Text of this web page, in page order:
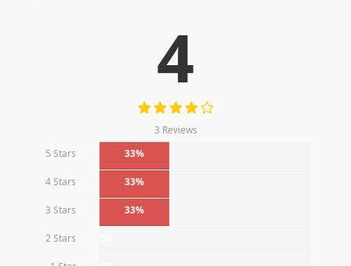
4
3 Reviews
5 Stars
33%
4 Stars 33%
3 Stars 33%
2 Stars